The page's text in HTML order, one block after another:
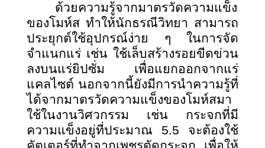
ด้วยความรู้จากมาตรวัดความแข็ง
ของโมห์ส ทำให้นักธรณีวิทยา สามารถ
ประยุกต์ใช้อุปกรณ์ง่าย ๆ ในการจัด
จำแนกแร่ เช่น ใช้เล็บสร้างรอยขีดข่วน
ลงบนแร่ยิปซั่ม เพื่อแยกออกจากแร่
แคลไซต์ นอกจากนี้ยังมีการนำความรู้ที่
ได้จากมาตรวัดความแข็งของโมห์สมา
ใช้ในงานวิศวกรรม เช่น กระจกที่มี
ความแข็งอยู่ที่ประมาณ 5.5 จะต้องใช้